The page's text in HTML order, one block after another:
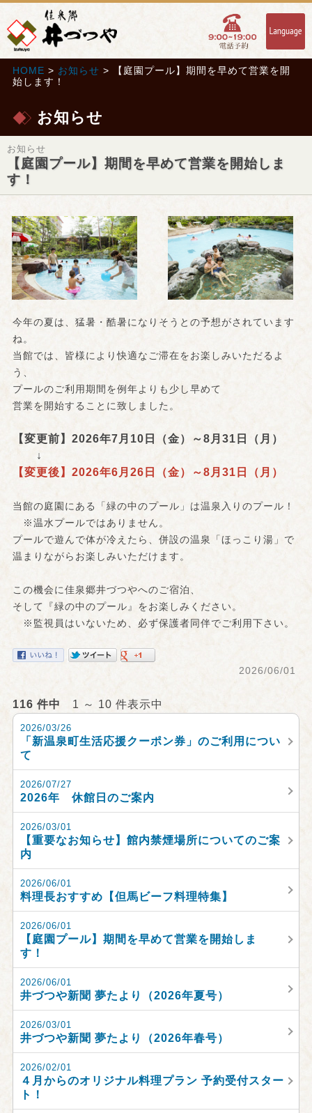
HOME > お知らせ > 【庭園プール】期間を早めて営業を開
始します！
お知らせ
お知らせ
【庭園プール】期間を早めて営業を開始しま
す！
今年の夏は、猛暑・酷暑になりそうとの予想がされています
ね。
当館では、皆様により快適なご滞在をお楽しみいただるよ
う、
プールのご利用期間を例年よりも少し早めて
営業を開始することに致しました。
【変更前】2026年7月10日（金）～8月31日（月）
↓
【変更後】2026年6月26日（金）～8月31日（月）
当館の庭園にある「緑の中のプール」は温泉入りのプール！
※温水プールではありません。
プールで遊んで体が冷えたら、併設の温泉「ほっこり湯」で
温まりながらお楽しみいただけます。
この機会に佳泉郷井づつやへのご宿泊、
そして『緑の中のプール』をお楽しみください。
※監視員はいないため、必ず保護者同伴でご利用下さい。
2026/06/01
116 件中 1 ～ 10 件表示中
2026/03/26
「新温泉町生活応援クーポン券」のご利用につい
て
2026/07/27
2026年 休館日のご案内
2026/03/01
【重要なお知らせ】館内禁煙場所についてのご案
内
2026/06/01
料理長おすすめ【但馬ビーフ料理特集】
2026/06/01
【庭園プール】期間を早めて営業を開始しま
す！
2026/06/01
井づつや新聞 夢たより（2026年夏号）
2026/03/01
井づつや新聞 夢たより（2026年春号）
2026/02/01
４月からのオリジナル料理プラン 予約受付スター
ト！